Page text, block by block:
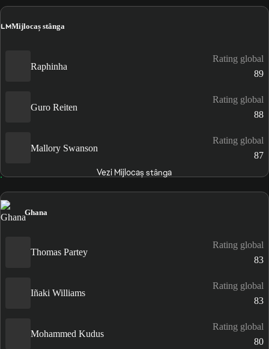
LMMijlocaș stânga
Raphinha
Rating global
89
Guro Reiten
Rating global
88
Mallory Swanson
Rating global
87
Vezi Mijlocaș stânga
Ghana
Thomas Partey
Rating global
83
Iñaki Williams
Rating global
83
Mohammed Kudus
Rating global
80